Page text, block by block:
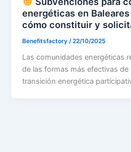
energéticas en
cómo constituir y
Benefitsfactory /22/10/2025
Las comunidades energéticas
de las formas más efectivas de
transición energética